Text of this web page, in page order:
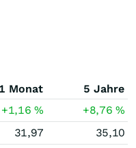
1 Monat
5 Jahre
+1,16% +8,76%
31,97
35,10